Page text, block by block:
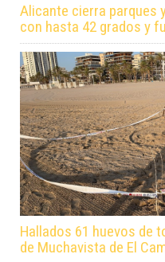
Alicante cierra parques
con hasta 42 grados y
Hallados 61 huevos de
de Muchavista de El